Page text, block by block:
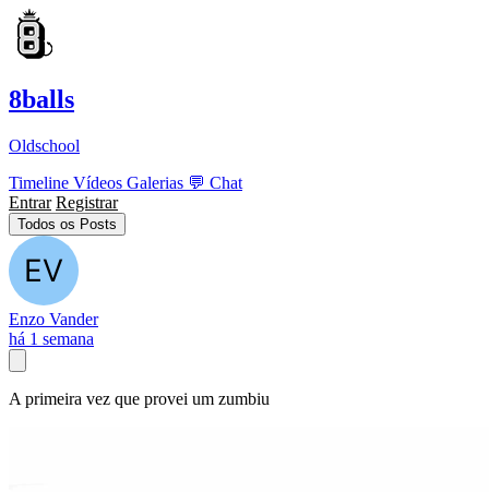
8balls
Oldschool
Timeline Vídeos Galerias 💬 Chat
Entrar Registrar
Todos os Posts
Enzo Vander
há 1 semana
A primeira vez que provei um zumbiu